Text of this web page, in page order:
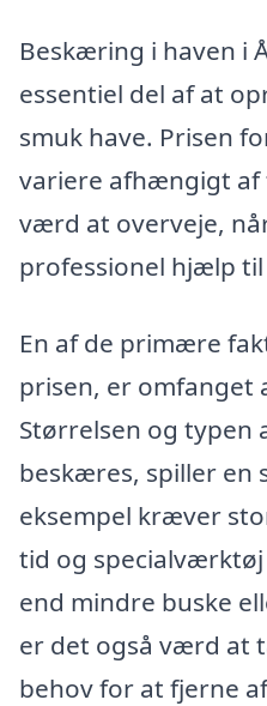
Beskæring i haven i
essentiel del af at
smuk have. Prisen
variere afhængigt af
værd at overveje,
professionel hjælp
En af de primære
prisen, er omfanget
Størrelsen og typen
beskæres, spiller en
eksempel kræver
tid og
end mindre buske
er det også værd at
behov for at fjerne